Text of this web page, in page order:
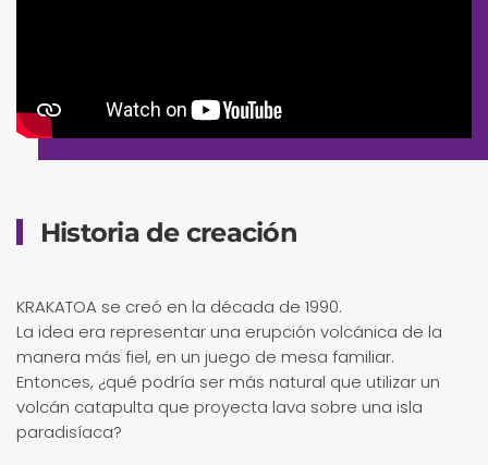
Historia de creación
KRAKATOA se creó en la década de 1990.
La idea era representar una erupción volcánica de la
manera más fiel, en un juego de mesa familiar.
Entonces, ¿qué podría ser más natural que utilizar un
volcán catapulta que proyecta lava sobre una isla
paradisíaca?